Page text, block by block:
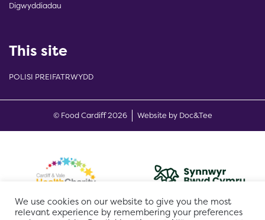
Digwyddiadau
This site
POLISI PREIFATRWYDD
© Food Cardiff 2026 Website by Doc&Tee(opens new
We use cookies on our website to give you the most
relevant experience by remembering your preferences